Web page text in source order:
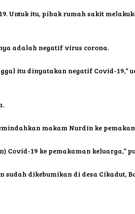
Untuk itu, pihak rumah sakit
adalah negatif virus corona.
itu dinyatakan negatif Covid-19,”
makam Nurdin ke
19 ke pemakaman keluarga,”
dikebumikan di desa Cikadut,